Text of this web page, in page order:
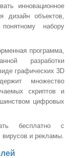
инновационное
дизайн объектов,
набору
программа,
разработки
графических 3D
множество
скриптов и
цифровых
бесплатно с
вирусов и рекламы.